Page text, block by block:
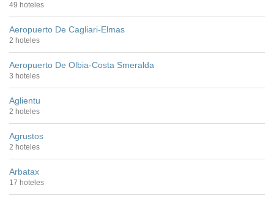
49 hoteles
Aeropuerto De Cagliari-Elmas
2 hoteles
Aeropuerto De Olbia-Costa Smeralda
3 hoteles
Aglientu
2 hoteles
Agrustos
2 hoteles
Arbatax
17 hoteles